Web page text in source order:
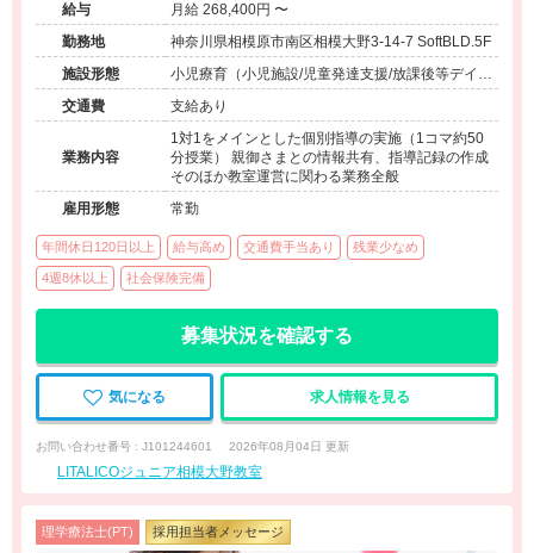
給与
月給 268,400円 〜
勤務地
神奈川県相模原市南区相模大野3-14-7 SoftBLD.5F
施設形態
小児療育（小児施設/児童発達支援/放課後等デイサ
ービス）
交通費 支給あり
業務内容
1対1をメインとした個別指導の実施（1コマ約50
分授業） 親御さまとの情報共有、指導記録の作成
そのほか教室運営に関わる業務全般
雇用形態
常勤
年間休日120日以上 給与高め 交通費手当あり 残業少なめ
4週8休以上 社会保険完備
募集状況を確認する
気になる 求人情報を見る
お問い合わせ番号 : J101244601 2026年08月04日 更新
LITALICOジュニア相模大野教室
理学療法士(PT) 採用担当者メッセージ